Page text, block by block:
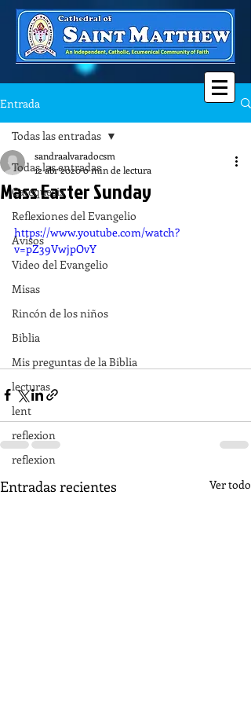
Entrada
Todas las entradas
Catequesis
Reflexiones del Evangelio
Avisos
Video del Evangelio
Misas
Rincón de los niños
Biblia
Mis preguntas de la Biblia
lecturas
lent
reflexion
reflexion
Todas las entradas
Mass Easter Sunday
sandraalvaradocsm
12 abr 20200 min de lectura
https://www.youtube.com/watch?
v=pZ39VwjpOvY
Entradas recientes Ver todo